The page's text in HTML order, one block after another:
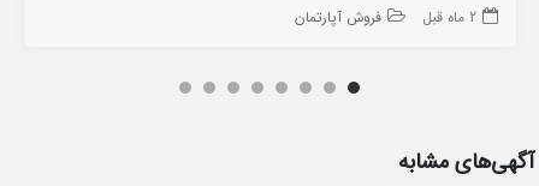
2 ماه قبل فروش آپارتمان
آگهی‌های مشابه